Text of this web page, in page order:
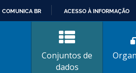
CONTEÚDO
COMUNICA BR ACESSO À INFORMAÇÃO
Conjuntos de
dados